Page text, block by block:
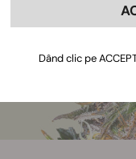
Dând clic pe